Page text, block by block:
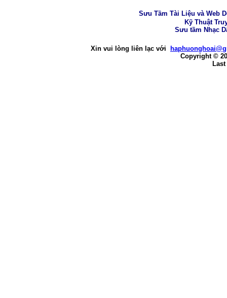
Sưu Tầm Tài Liệu và Web
Kỹ Thuật
Sưu tầm Nhạc
Xin vui lòng liên lạc với
Copyright ©